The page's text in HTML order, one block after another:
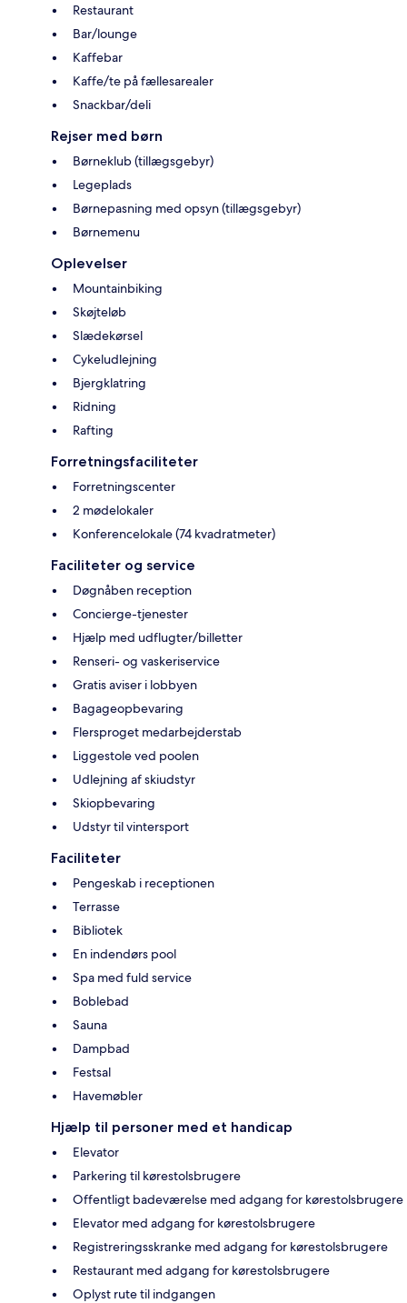
Restaurant
Bar/lounge
Kaffebar
Kaffe/te på fællesarealer
Snackbar/deli
Rejser med børn
Børneklub (tillægsgebyr)
Legeplads
Børnepasning med opsyn (tillægsgebyr)
Børnemenu
Oplevelser
Mountainbiking
Skøjteløb
Slædekørsel
Cykeludlejning
Bjergklatring
Ridning
Rafting
Forretningsfaciliteter
Forretningscenter
2 mødelokaler
Konferencelokale (74 kvadratmeter)
Faciliteter og service
Døgnåben reception
Concierge-tjenester
Hjælp med udflugter/billetter
Renseri- og vaskeriservice
Gratis aviser i lobbyen
Bagageopbevaring
Flersproget medarbejderstab
Liggestole ved poolen
Udlejning af skiudstyr
Skiopbevaring
Udstyr til vintersport
Faciliteter
Pengeskab i receptionen
Terrasse
Bibliotek
En indendørs pool
Spa med fuld service
Boblebad
Sauna
Dampbad
Festsal
Havemøbler
Hjælp til personer med et handicap
Elevator
Parkering til kørestolsbrugere
Offentligt badeværelse med adgang for kørestolsbrugere
Elevator med adgang for kørestolsbrugere
Registreringsskranke med adgang for kørestolsbrugere
Restaurant med adgang for kørestolsbrugere
Oplyst rute til indgangen